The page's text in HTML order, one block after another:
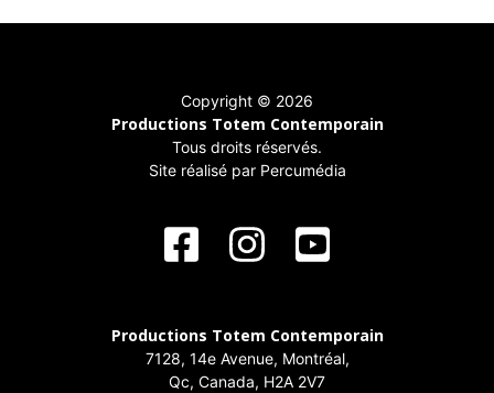
Copyright © 2026
Productions Totem Contemporain
Tous droits réservés.
Site réalisé par Percumédia
Productions Totem Contemporain
7128, 14e Avenue, Montréal,
Qc, Canada, H2A 2V7